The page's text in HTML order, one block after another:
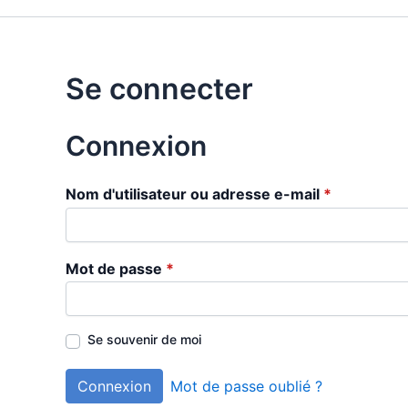
Se connecter
Connexion
Nom d'utilisateur ou adresse e-mail *
Mot de passe *
Se souvenir de moi
Connexion Mot de passe oublié ?